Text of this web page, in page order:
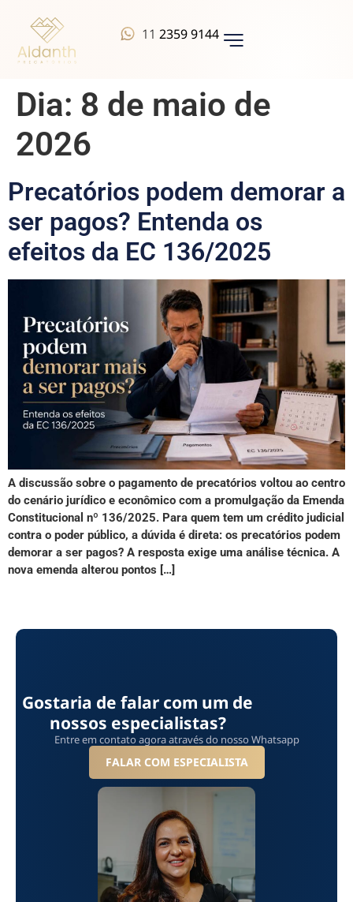
112359 9144
Dia: 8 de maio de
2026
Precatórios podem demorar a
ser pagos? Entenda os
efeitos da EC 136/2025
A discussão sobre o pagamento de precatórios voltou ao centro
do cenário jurídico e econômico com a promulgação da Emenda
Constitucional nº 136/2025. Para quem tem um crédito judicial
contra o poder público, a dúvida é direta: os precatórios podem
demorar a ser pagos? A resposta exige uma análise técnica. A
nova emenda alterou pontos […]
Gostaria de falar com um de
nossos especialistas?
Entre em contato agora através do nosso Whatsapp
FALAR COM ESPECIALISTA